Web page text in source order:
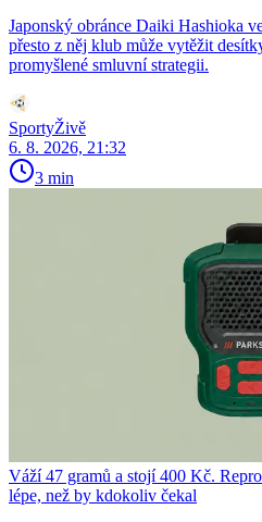
Japonský obránce Daiki Hashioka
přesto z něj klub může vytěžit
promyšlené smluvní strategii.
SportyŽivě
6. 8. 2026, 21:32
3 min
Váží 47 gramů a stojí 400 Kč.
lépe, než by kdokoliv čekal